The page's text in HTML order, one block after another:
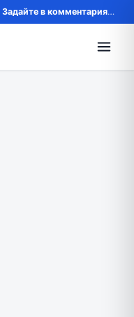
Задайте в комментариях — ответим!